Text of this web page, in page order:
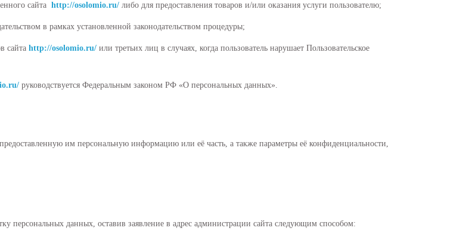
сайта http://osolomio.ru/ либо для предоставления товаров и/или оказания услуги пользователю;
в рамках установленной законодательством процедуры;
сайта http://osolomio.ru/ или третьих лиц в случаях, когда пользователь нарушает Пользовательское
руководствуется Федеральным законом РФ «О персональных данных».
им персональную информацию или её часть, а также параметры её конфиденциальности,
персональных данных, оставив заявление в адрес администрации сайта следующим способом: